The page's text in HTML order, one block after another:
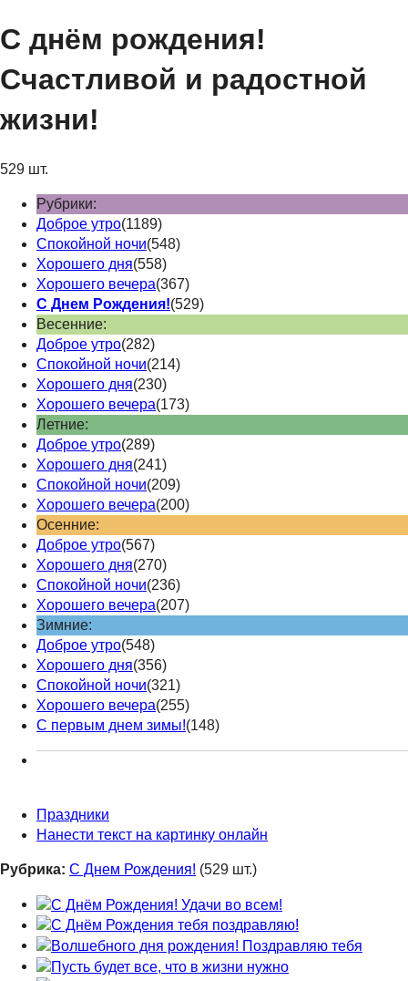
С днём рождения!
Счастливой и радостной
жизни!
529 шт.
Рубрики:
Доброе утро(1189)
Спокойной ночи(548)
Хорошего дня(558)
Хорошего вечера(367)
С Днем Рождения!(529)
Весенние:
Доброе утро(282)
Спокойной ночи(214)
Хорошего дня(230)
Хорошего вечера(173)
Летние:
Доброе утро(289)
Хорошего дня(241)
Спокойной ночи(209)
Хорошего вечера(200)
Осенние:
Доброе утро(567)
Хорошего дня(270)
Спокойной ночи(236)
Хорошего вечера(207)
Зимние:
Доброе утро(548)
Хорошего дня(356)
Спокойной ночи(321)
Хорошего вечера(255)
С первым днем зимы!(148)
Праздники
Нанести текст на картинку онлайн
Рубрика: С Днем Рождения! (529 шт.)